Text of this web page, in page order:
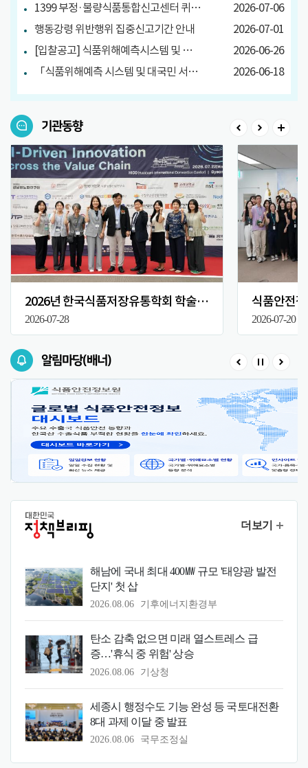
1399 부정·불량식품통합신고센터 퀴즈 이벤트 당첨자 발표
2026-07-06
행동강령 위반행위 집중신고기간 안내
2026-07-01
[입찰공고] 식품위해예측시스템 및 대국민 서비스 구축
2026-06-26
「식품위해예측 시스템 및 대국민 서비스 구축」소프트웨어사업 영향평가 결과서 공고
2026-06-18
기관동향
2026년 한국식품저장유통학회 학술대회
2026-07-28
식품안전
2026-07-20
알림마당(배너)